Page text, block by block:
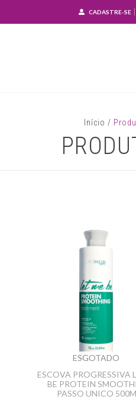
CADASTRE-SE
Início /
ESGOTADO
ESCOVA PROGRESSIVA
BE PROTEIN
PASSO UNICO